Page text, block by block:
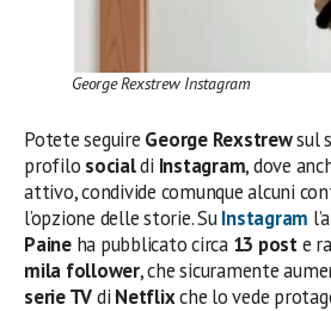
George Rexstrew Instagram
Potete seguire George Rexstrewsul
profilo socialdi Instagram, dove
attivo, condivide comunque alcuni
l’opzione delle storie. SuInstagram
Paineha pubblicato circa 13 poste
mila follower, che sicuramente
serie TVdi Netflixche lo vede